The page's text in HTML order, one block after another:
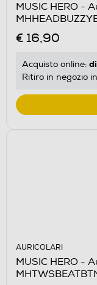
MUSIC HERO -
€ 16,90
Acquisto online:
Ritiro in negozio
AURICOLARI
MUSIC HERO -